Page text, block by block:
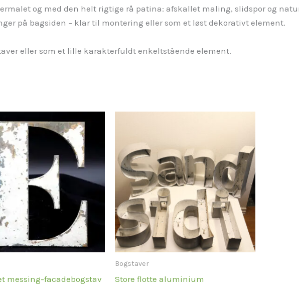
og med den helt rigtige rå patina: afskallet maling, slidspor og
på bagsiden – klar til montering eller som et løst dekorativt element.
eller som et lille karakterfuldt enkeltstående element.
messing-facadebogstav
Bogstaver
Store flotte aluminium